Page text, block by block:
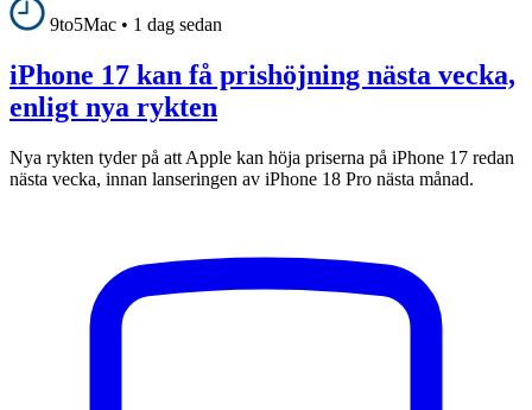
9to5Mac • 1 dag sedan
iPhone 17 kan få prishöjning nästa vecka,
enligt nya rykten
Nya rykten tyder på att Apple kan höja priserna på iPhone 17 redan
nästa vecka, innan lanseringen av iPhone 18 Pro nästa månad.